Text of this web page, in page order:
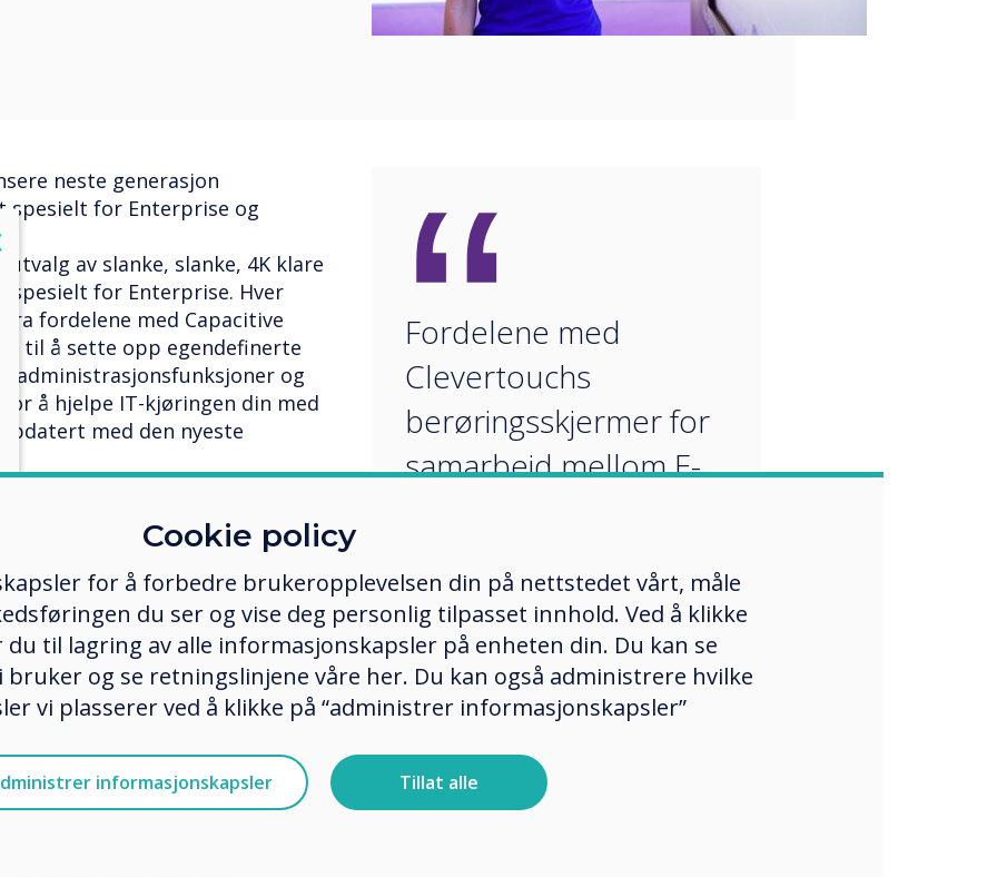
neste generasjon
spesielt for Enterprise og
utvalg av slanke, slanke, 4K klare
for Enterprise. Hver
fordelene med Capacitive
til å sette opp egendefinerte
administrasjonsfunksjoner og
å hjelpe IT-kjøringen din med
med den nyeste
med et nytt utvalg av
nå med doble
til å tilordne farger til
på hver skjerm,
styringsfunksjoner og
lar deg koble til opptil
dem for å dele aktivt innhold
“
Fordelene med
Clevertouchs
berøringsskjermer for
samarbeid mellom E-
kommende
InfoComm-utstillingen
på messe N1958 i Las
Vegas 6. - 8. juni.
InfoComm er verdens
lengste AV-utstilling. "
Cookie policy
for å forbedre brukeropplevelsen din på nettstedet vårt, måle
du ser og vise deg personlig tilpasset innhold. Ved å klikke
du til lagring av alle informasjonskapsler på enheten din. Du kan se
og se retningslinjene våre her. Du kan også administrere hvilke
vi plasserer ved å klikke på “administrer informasjonskapsler”
informasjonskapsler Tillat alle